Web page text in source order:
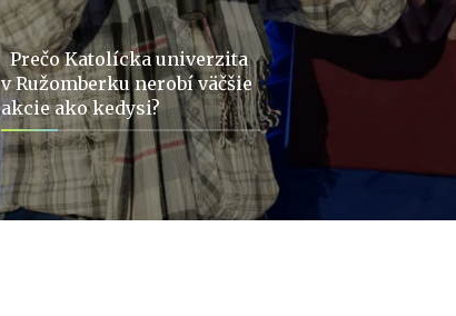
Prečo Katolícka univerzita
v Ružomberku nerobí väčšie
akcie ako kedysi?